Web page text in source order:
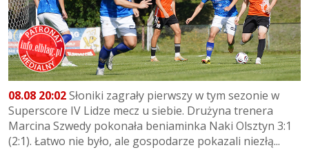
08.08 20:02Słoniki zagrały pierwszy w tym sezonie w
Superscore IV Lidze mecz u siebie. Drużyna trenera
Marcina Szwedy pokonała beniaminka Naki Olsztyn 3:1
(2:1). Łatwo nie było, ale gospodarze pokazali niezłą...